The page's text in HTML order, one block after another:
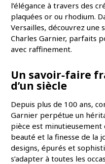
l’élégance à travers des
plaquées or ou rhodium.
Versailles, découvrez une
Charles Garnier, parfaits
avec raffinement.
Un savoir-faire
d’un siècle
Depuis plus de 100 ans,
Garnier perpétue un
pièce est
beauté et la finesse de la
designs, épurés et
s’adapter à toutes les